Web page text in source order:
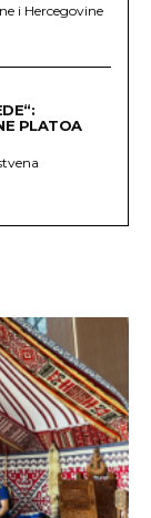
i Hercegovine
PLATOA